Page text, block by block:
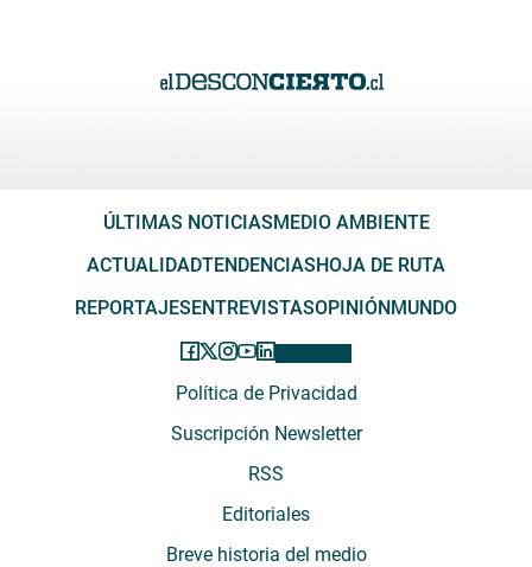
ÚLTIMAS NOTICIASMEDIO AMBIENTE
ACTUALIDADTENDENCIASHOJA DE RUTA
REPORTAJESENTREVISTASOPINIÓNMUNDO
Política de Privacidad
Suscripción Newsletter
RSS
Editoriales
Breve historia del medio